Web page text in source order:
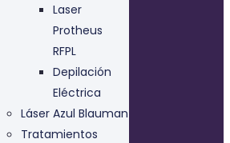
Laser
Protheus
RFPL
Depilación
Eléctrica
Láser Azul Blauman
Tratamientos